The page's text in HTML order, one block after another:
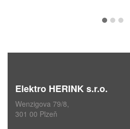
Elektro HERINK s.r.o.
Wenzigova 79/8,
301 00 Plzeň